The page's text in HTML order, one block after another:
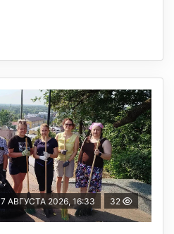
7 АВГУСТА 2026, 16:33 32